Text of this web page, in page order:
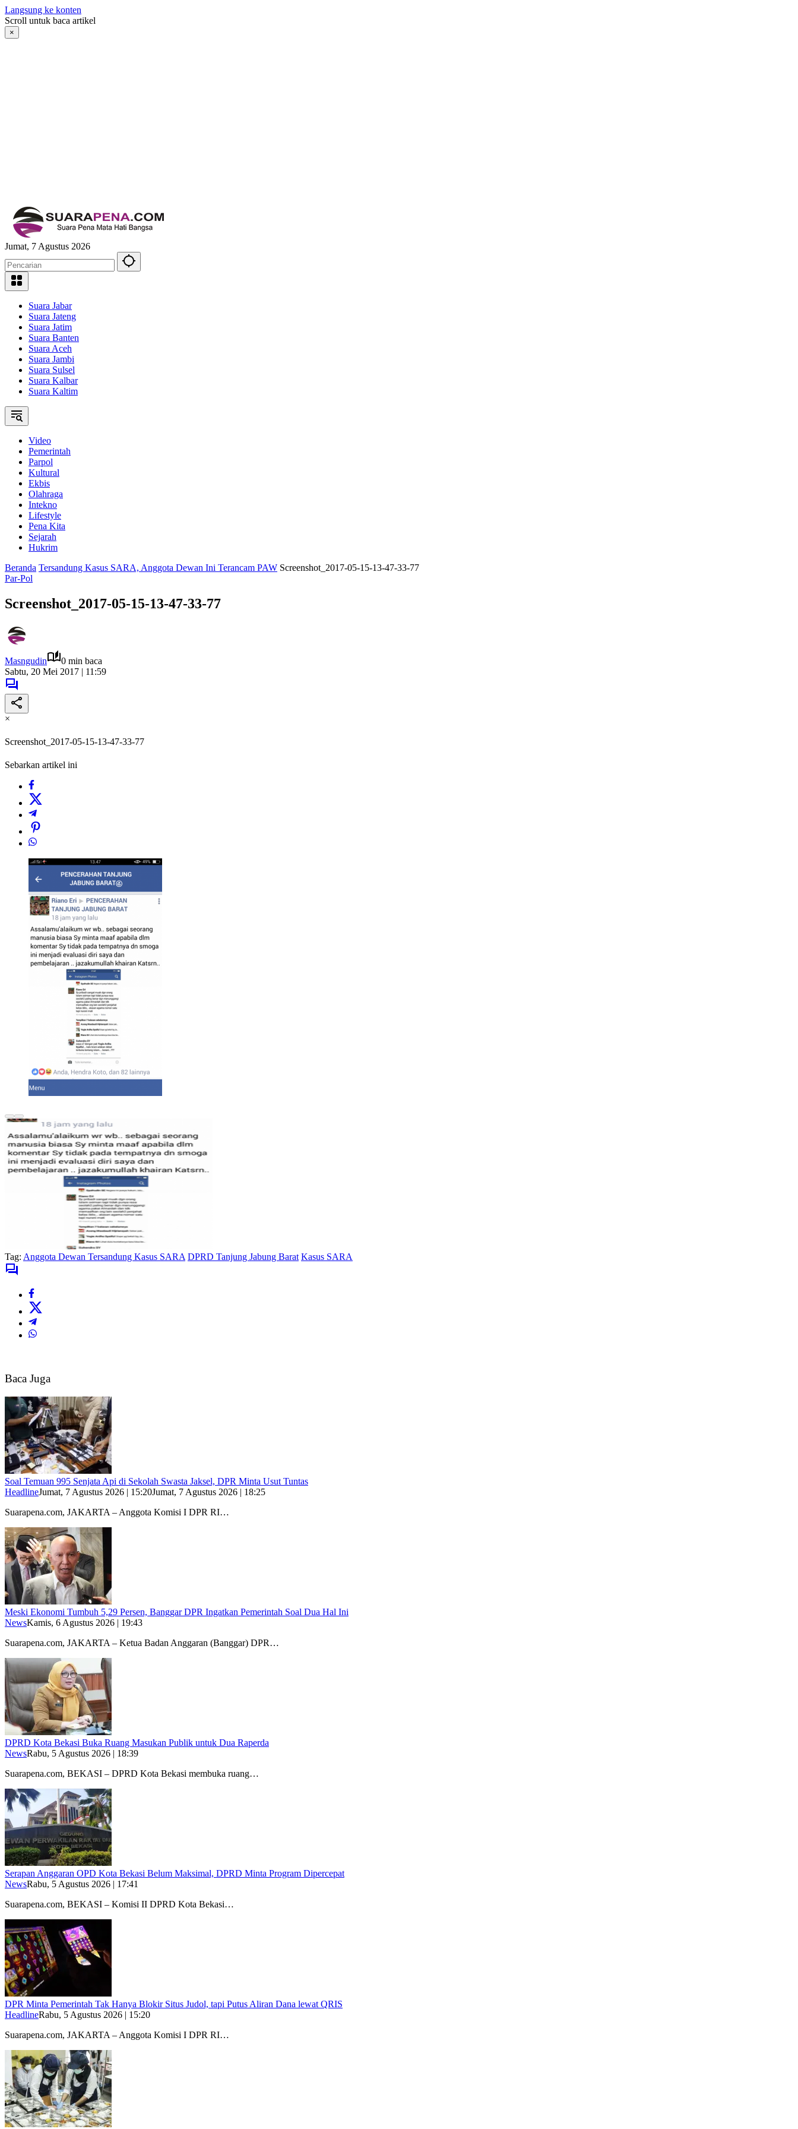
Langsung ke konten
Scroll untuk baca artikel
×
Jumat, 7 Agustus 2026
Suara Jabar
Suara Jateng
Suara Jatim
Suara Banten
Suara Aceh
Suara Jambi
Suara Sulsel
Suara Kalbar
Suara Kaltim
Video
Pemerintah
Parpol
Kultural
Ekbis
Olahraga
Intekno
Lifestyle
Pena Kita
Sejarah
Hukrim
Beranda Tersandung Kasus SARA, Anggota Dewan Ini Terancam PAW Screenshot_2017-05-15-13-47-33-77
Par-Pol
Screenshot_2017-05-15-13-47-33-77
Masngudin
0 min baca
Sabtu, 20 Mei 2017 | 11:59
×
Screenshot_2017-05-15-13-47-33-77
Sebarkan artikel ini
Tag: Anggota Dewan Tersandung Kasus SARA DPRD Tanjung Jabung Barat Kasus SARA
Baca Juga
Soal Temuan 995 Senjata Api di Sekolah Swasta Jaksel, DPR Minta Usut Tuntas
HeadlineJumat, 7 Agustus 2026 | 15:20Jumat, 7 Agustus 2026 | 18:25
Suarapena.com, JAKARTA – Anggota Komisi I DPR RI…
Meski Ekonomi Tumbuh 5,29 Persen, Banggar DPR Ingatkan Pemerintah Soal Dua Hal Ini
NewsKamis, 6 Agustus 2026 | 19:43
Suarapena.com, JAKARTA – Ketua Badan Anggaran (Banggar) DPR…
DPRD Kota Bekasi Buka Ruang Masukan Publik untuk Dua Raperda
NewsRabu, 5 Agustus 2026 | 18:39
Suarapena.com, BEKASI – DPRD Kota Bekasi membuka ruang…
Serapan Anggaran OPD Kota Bekasi Belum Maksimal, DPRD Minta Program Dipercepat
NewsRabu, 5 Agustus 2026 | 17:41
Suarapena.com, BEKASI – Komisi II DPRD Kota Bekasi…
DPR Minta Pemerintah Tak Hanya Blokir Situs Judol, tapi Putus Aliran Dana lewat QRIS
HeadlineRabu, 5 Agustus 2026 | 15:20
Suarapena.com, JAKARTA – Anggota Komisi I DPR RI…